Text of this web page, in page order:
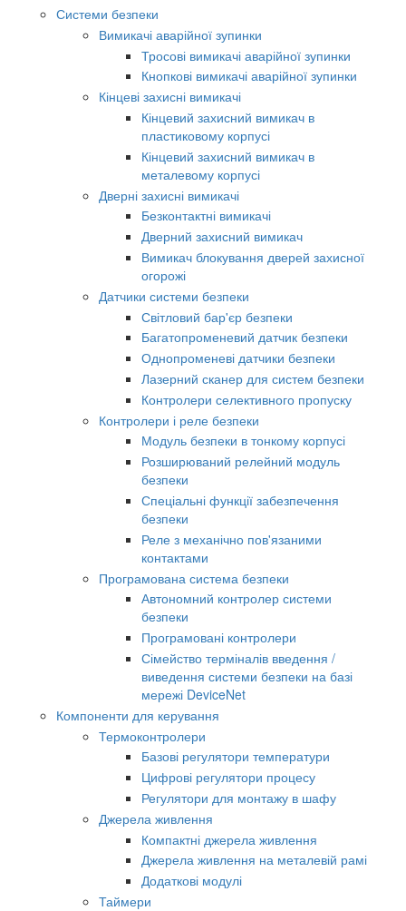
Системи безпеки
Вимикачі аварійної зупинки
Тросові вимикачі аварійної зупинки
Кнопкові вимикачі аварійної зупинки
Кінцеві захисні вимикачі
Кінцевий захисний вимикач в
пластиковому корпусі
Кінцевий захисний вимикач в
металевому корпусі
Дверні захисні вимикачі
Безконтактні вимикачі
Дверний захисний вимикач
Вимикач блокування дверей захисної
огорожі
Датчики системи безпеки
Світловий бар'єр безпеки
Багатопроменевий датчик безпеки
Однопроменеві датчики безпеки
Лазерний сканер для систем безпеки
Контролери селективного пропуску
Контролери і реле безпеки
Модуль безпеки в тонкому корпусі
Розширюваний релейний модуль
безпеки
Спеціальні функції забезпечення
безпеки
Реле з механічно пов'язаними
контактами
Програмована система безпеки
Автономний контролер системи
безпеки
Програмовані контролери
Сімейство терміналів введення /
виведення системи безпеки на базі
мережі DeviceNet
Компоненти для керування
Термоконтролери
Базові регулятори температури
Цифрові регулятори процесу
Регулятори для монтажу в шафу
Джерела живлення
Компактні джерела живлення
Джерела живлення на металевій рамі
Додаткові модулі
Таймери